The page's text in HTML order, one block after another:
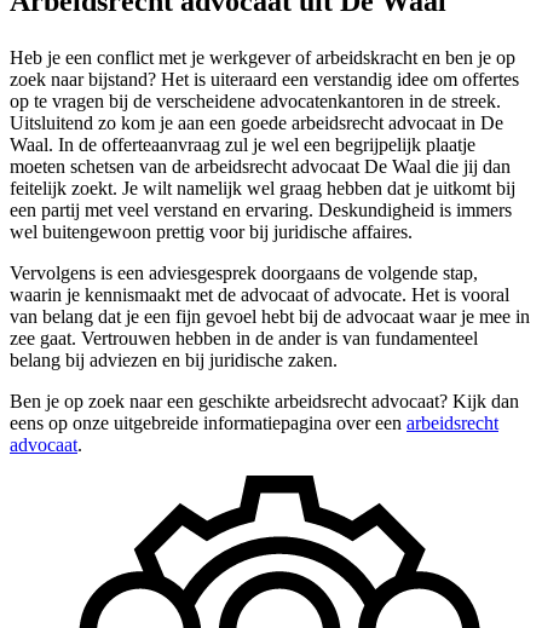
Heb je een conflict met je werkgever of arbeidskracht en ben je op
zoek naar bijstand? Het is uiteraard een verstandig idee om offertes
op te vragen bij de verscheidene advocatenkantoren in de streek.
Uitsluitend zo kom je aan een goede arbeidsrecht advocaat in De
Waal. In de offerteaanvraag zul je wel een begrijpelijk plaatje
moeten schetsen van de arbeidsrecht advocaat De Waal die jij dan
feitelijk zoekt. Je wilt namelijk wel graag hebben dat je uitkomt bij
een partij met veel verstand en ervaring. Deskundigheid is immers
wel buitengewoon prettig voor bij juridische affaires.
Vervolgens is een adviesgesprek doorgaans de volgende stap,
waarin je kennismaakt met de advocaat of advocate. Het is vooral
van belang dat je een fijn gevoel hebt bij de advocaat waar je mee in
zee gaat. Vertrouwen hebben in de ander is van fundamenteel
belang bij adviezen en bij juridische zaken.
Ben je op zoek naar een geschikte arbeidsrecht advocaat? Kijk dan
eens op onze uitgebreide informatiepagina over een arbeidsrecht
advocaat.